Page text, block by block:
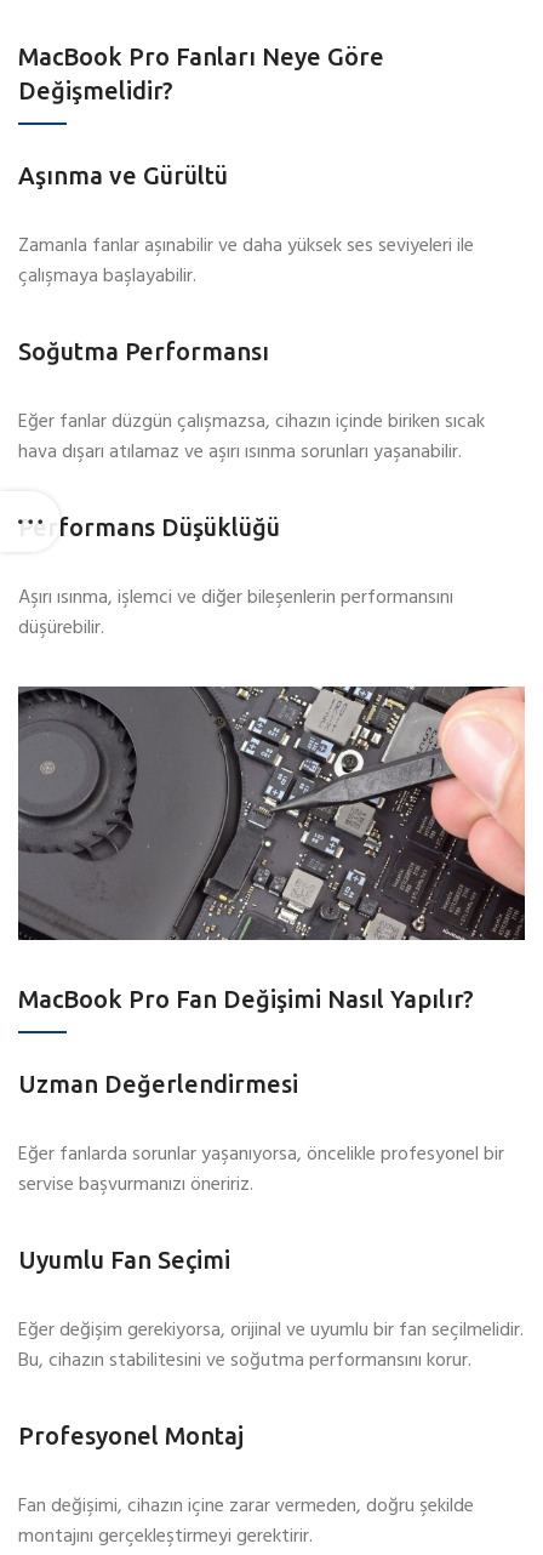
MacBook Pro Fanları Neye Göre
Değişmelidir?
Aşınma ve Gürültü
Zamanla fanlar aşınabilir ve daha yüksek ses seviyeleri ile
çalışmaya başlayabilir.
Soğutma Performansı
Eğer fanlar düzgün çalışmazsa, cihazın içinde biriken sıcak
hava dışarı atılamaz ve aşırı ısınma sorunları yaşanabilir.
Performans Düşüklüğü
Aşırı ısınma, işlemci ve diğer bileşenlerin performansını
düşürebilir.
MacBook Pro Fan Değişimi Nasıl Yapılır?
Uzman Değerlendirmesi
Eğer fanlarda sorunlar yaşanıyorsa, öncelikle profesyonel bir
servise başvurmanızı öneririz.
Uyumlu Fan Seçimi
Eğer değişim gerekiyorsa, orijinal ve uyumlu bir fan seçilmelidir.
Bu, cihazın stabilitesini ve soğutma performansını korur.
Profesyonel Montaj
Fan değişimi, cihazın içine zarar vermeden, doğru şekilde
montajını gerçekleştirmeyi gerektirir.